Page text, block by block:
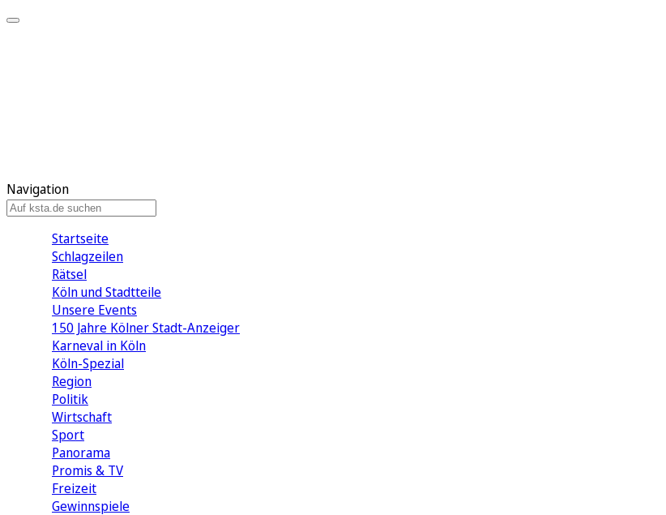
Navigation
Startseite
Schlagzeilen
Rätsel
Köln und Stadtteile
Unsere Events
150 Jahre Kölner Stadt-Anzeiger
Karneval in Köln
Köln-Spezial
Region
Politik
Wirtschaft
Sport
Panorama
Promis & TV
Freizeit
Gewinnspiele